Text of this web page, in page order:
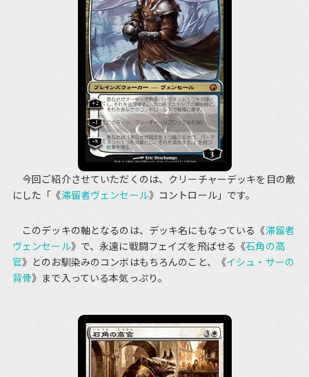
今回ご紹介させていただくのは、クリーチャーデッキを目の敵
にした「《滞留者ヴェンセール》コントロール」です。
このデッキの軸となるのは、デッキ名にもなっている《滞留者
ヴェンセール》で、永遠に戦闘フェイズを飛ばせる《石角の高
官》とのお馴染みのコンボはもちろんのこと、《イシュ・サーの
背骨》まで入っている本気っぷり。